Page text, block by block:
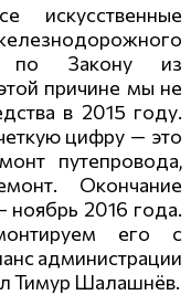
искусственные
по Закону из
причине мы не
в 2015 году.
цифру — это
путепровода,
Окончание
ноябрь 2016 года.
его с
администрации
Тимур Шалашнёв.